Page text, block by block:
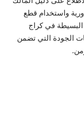
واستخدام قطع
البسيطة في كراج
الجودة التي تضمن